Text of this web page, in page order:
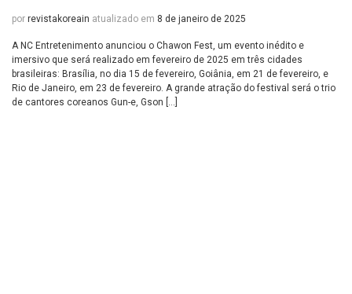
por revistakoreain atualizado em 8 de janeiro de 2025
A NC Entretenimento anunciou o Chawon Fest, um evento inédito e
imersivo que será realizado em fevereiro de 2025 em três cidades
brasileiras: Brasília, no dia 15 de fevereiro, Goiânia, em 21 de fevereiro, e
Rio de Janeiro, em 23 de fevereiro. A grande atração do festival será o trio
de cantores coreanos Gun-e, Gson […]